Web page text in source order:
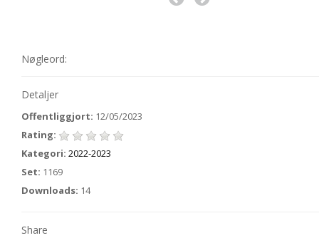
Nøgleord:
Detaljer
Offentliggjort: 12/05/2023
Rating:
Kategori: 2022-2023
Set: 1169
Downloads: 14
Share